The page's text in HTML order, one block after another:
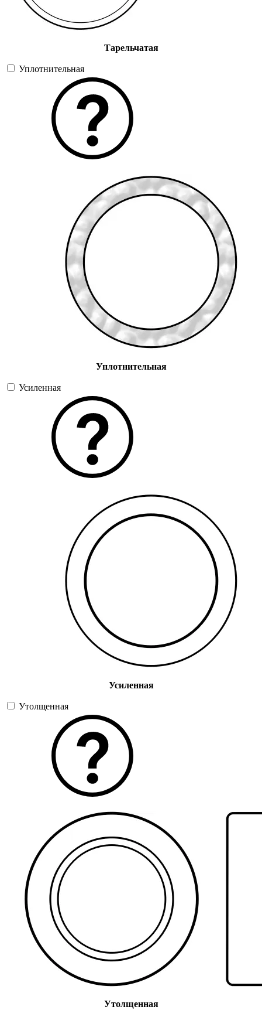
Тарельчатая
Уплотнительная
Уплотнительная
Усиленная
Усиленная
Утолщенная
Утолщенная